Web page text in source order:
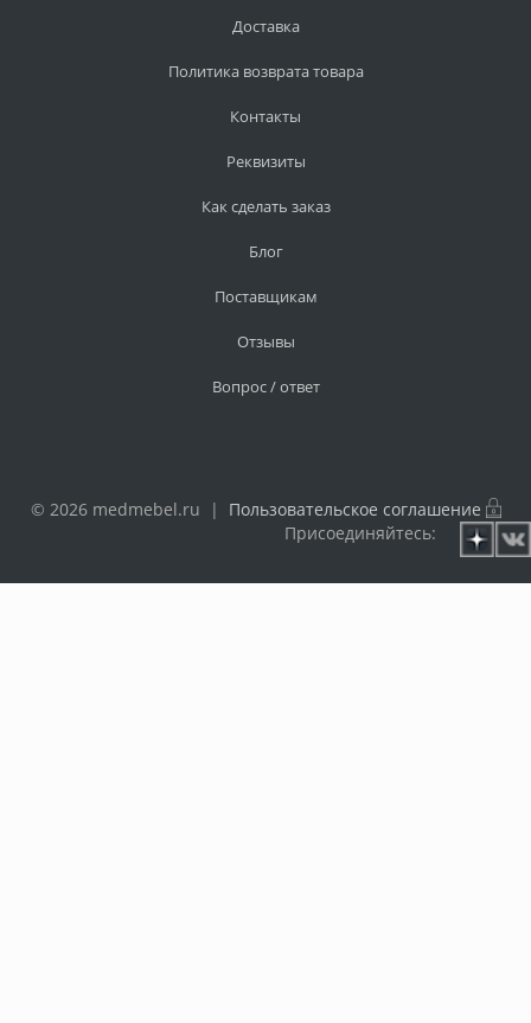
Доставка
Политика возврата товара
Контакты
Реквизиты
Как сделать заказ
Блог
Поставщикам
Отзывы
Вопрос / ответ
© 2026 medmebel.ru | Пользовательское соглашение
Присоединяйтесь: